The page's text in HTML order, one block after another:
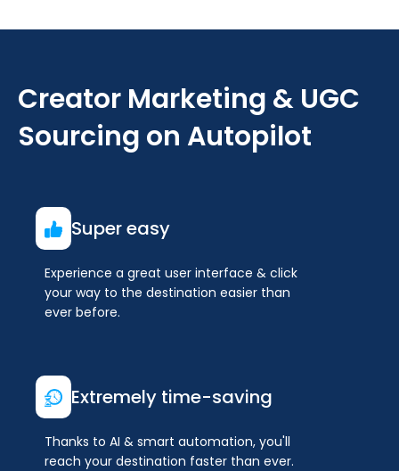
Creator Marketing & UGC
Sourcing on Autopilot
Super easy
Experience a great user interface & click
your way to the destination easier than
ever before.
Extremely time-saving
Thanks to AI & smart automation, you'll
reach your destination faster than ever.